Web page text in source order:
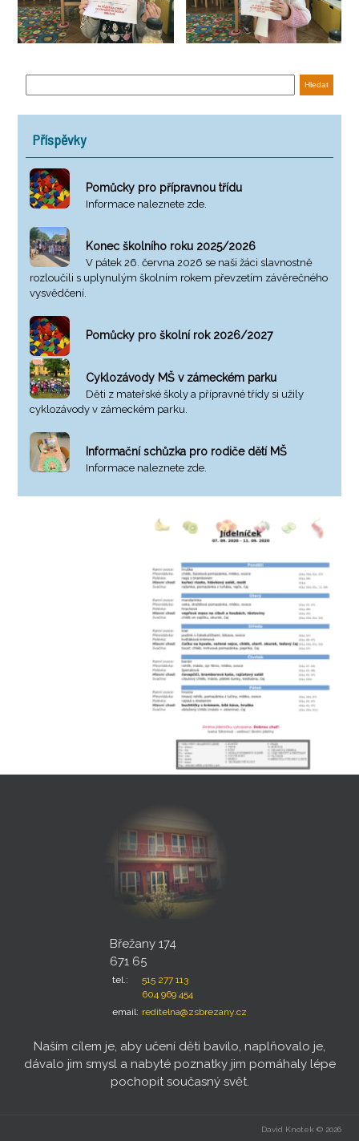
Příspěvky
Pomůcky pro přípravnou třídu
Informace naleznete zde.
Konec školního roku 2025/2026
V pátek 26. června 2026 se naši žáci slavnostně
rozloučili s uplynulým školním rokem převzetím závěrečného
vysvědčení.
Pomůcky pro školní rok 2026/2027
Cyklozávody MŠ v zámeckém parku
Děti z mateřské školy a přípravné třídy si užily
cyklozávody v zámeckém parku.
Informační schůzka pro rodiče dětí MŠ
Informace naleznete zde.
Břežany 174
671 65
tel.:
515 277 113
604 969 454
email: reditelna@zsbrezany.cz
Naším cílem je, aby učení děti bavilo, naplňovalo je,
dávalo jim smysl a nabyté poznatky jim pomáhaly lépe
pochopit současný svět.
David Knotek © 2026